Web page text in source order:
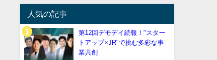
人気の記事
第12回デモデイ続報！"スター
トアップ×JR"で挑む多彩な事
業共創